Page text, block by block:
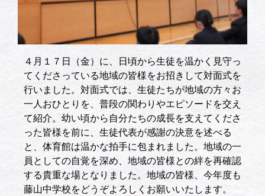
４月１７日（金）に、日頃から生徒を温かく見守っ
てくださっている地域の皆様をお招きして対面式を
行いました。対面式では、生徒たちが地域の方々お
一人おひとりを、普段の関わりやエピソードを交え
て紹介。幼い頃から自分たちの成長を支えてくださ
った皆様を前に、生徒代表が感謝の決意を述べる
と、体育館は温かな拍手に包まれました。地域の一
員としての自覚を深め、地域の皆様との絆を再確認
する貴重な場となりました。地域の皆様、今年度も
藤山中学校をどうぞよろしくお願いいたします。